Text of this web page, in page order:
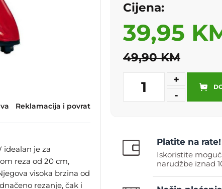
Reklamacija i povrat
idealan je za
reza od 20 cm,
visoka brzina od
rezanje, čak i
Cijena:
39,95
49,90 KM
1
+
-
Platite na rate!
Iskoristite
narudžbe iznad